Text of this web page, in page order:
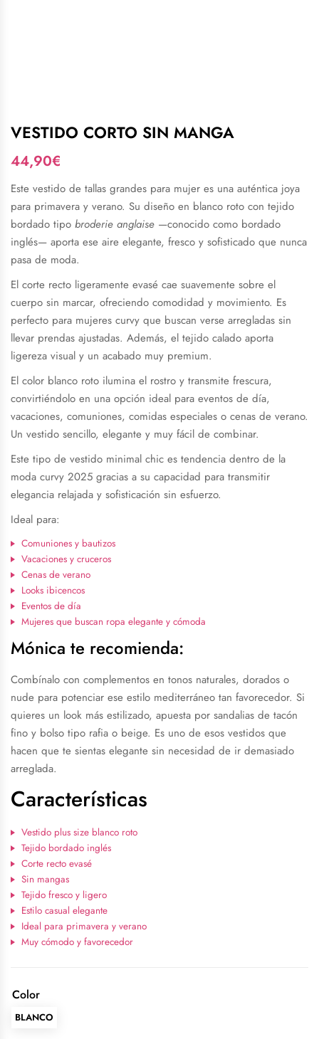
VESTIDO CORTO SIN MANGA
44,90€
Este vestido de tallas grandes para mujer es una auténtica joya
para primavera y verano. Su diseño en blanco roto con tejido
bordado tipo broderie anglaise —conocido como bordado
inglés— aporta ese aire elegante, fresco y sofisticado que nunca
pasa de moda.
El corte recto ligeramente evasé cae suavemente sobre el
cuerpo sin marcar, ofreciendo comodidad y movimiento. Es
perfecto para mujeres curvy que buscan verse arregladas sin
llevar prendas ajustadas. Además, el tejido calado aporta
ligereza visual y un acabado muy premium.
El color blanco roto ilumina el rostro y transmite frescura,
convirtiéndolo en una opción ideal para eventos de día,
vacaciones, comuniones, comidas especiales o cenas de verano.
Un vestido sencillo, elegante y muy fácil de combinar.
Este tipo de vestido minimal chic es tendencia dentro de la
moda curvy 2025 gracias a su capacidad para transmitir
elegancia relajada y sofisticación sin esfuerzo.
Ideal para:
Comuniones y bautizos
Vacaciones y cruceros
Cenas de verano
Looks ibicencos
Eventos de día
Mujeres que buscan ropa elegante y cómoda
Mónica te recomienda:
Combínalo con complementos en tonos naturales, dorados o
nude para potenciar ese estilo mediterráneo tan favorecedor. Si
quieres un look más estilizado, apuesta por sandalias de tacón
fino y bolso tipo rafia o beige. Es uno de esos vestidos que
hacen que te sientas elegante sin necesidad de ir demasiado
arreglada.
Características
Vestido plus size blanco roto
Tejido bordado inglés
Corte recto evasé
Sin mangas
Tejido fresco y ligero
Estilo casual elegante
Ideal para primavera y verano
Muy cómodo y favorecedor
Color
BLANCO